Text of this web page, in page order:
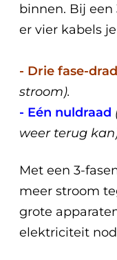
binnen. Bij
er vier kabels
- Drie fase-
stroom).
- Eén nuldraad
weer terug
Met een 3-
meer stroom
grote
elektriciteit